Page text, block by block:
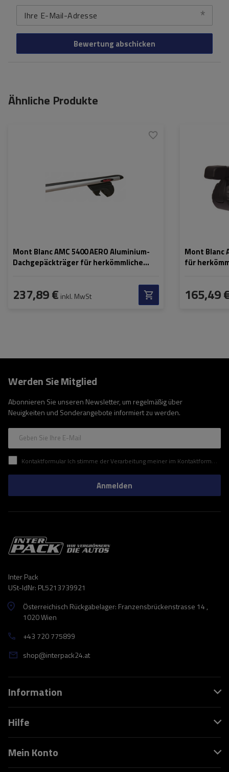
Ihre E-Mail-Adresse
Bewertung abschicken
Ähnliche Produkte
Mont Blanc AMC 5400 AERO Aluminium-
Dachgepäckträger für herkömmliche
237,89 € inkl. MwSt
Mont Blanc
für
165,49
Werden Sie Mitglied
Abonnieren Sie unseren Newsletter, um regelmäßig über
Neuigkeiten und Sonderangebote informiert zu werden.
Geben Sie Ihre E-Mail
Kontaktformular Ich stimme der Verarbeitung meiner im Kontaktformular enthaltenen personenbezogenen Daten gemäß der Verordnung (EU) des Europäischen Parlaments und des Rates zu.
Anmelden
Inter Pack
USt-IdNr: PL5213739921
Österreichisch Rückgabelager: Franzensbrückenstrasse 14 ,
1020 Wien
+43 720 775899
shop@interpack24.at
Information
Hilfe
Mein Konto